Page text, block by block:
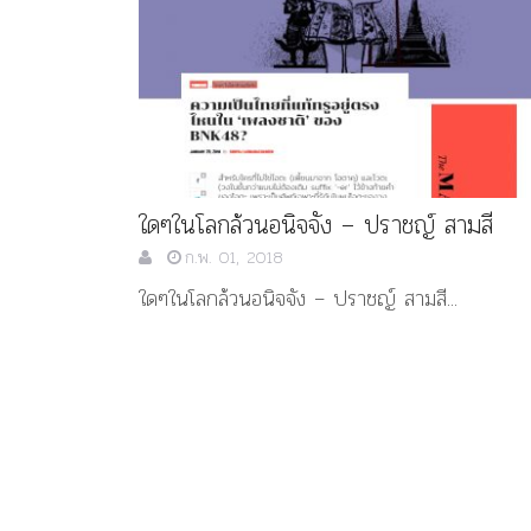
ใดๆในโลกล้วนอนิจจัง – ปราชญ์ สามสี
ก.พ. 01, 2018
ใดๆในโลกล้วนอนิจจัง – ปราชญ์ สามสี...
และ “เทพีรัฐธรรมนูญ” เทพ
องค์ใหม่ใน “ศิลปะคณะ
ราษฎร”